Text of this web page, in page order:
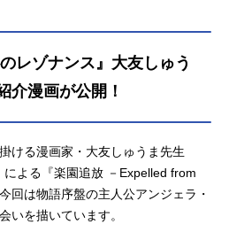
え、彼女達は、フォールン、そ
園追放』の物語が、今、再び動
す−。作品名楽園追放心のレゾナ
追放-ExpelledfromParadise-スケ
ール2026年11月13日（金）キャ
ガブリエル：佐倉綾音アルマ：
見沙織ダネル：青山吉能ラグエ
天城サリーぺネム：諸星すみれ
ッフ監督：水島精二脚本：虚淵
レゾナンス』大友しゅう
介漫画が公開！
ける漫画家・大友しゅうま先生
による『楽園追放 －Expelled from
回は物語序盤の主人公アンジェラ・
いを描いています。